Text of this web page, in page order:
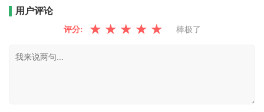
用户评论
评分: ★ ★ ★ ★ ★ 棒极了